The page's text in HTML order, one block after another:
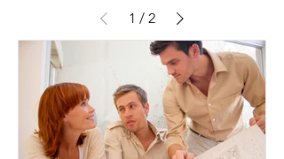
1 / 2